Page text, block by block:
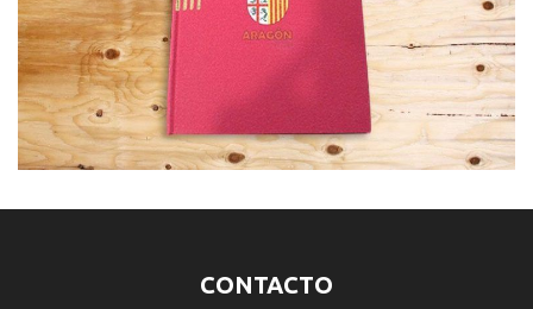
CONTACTO